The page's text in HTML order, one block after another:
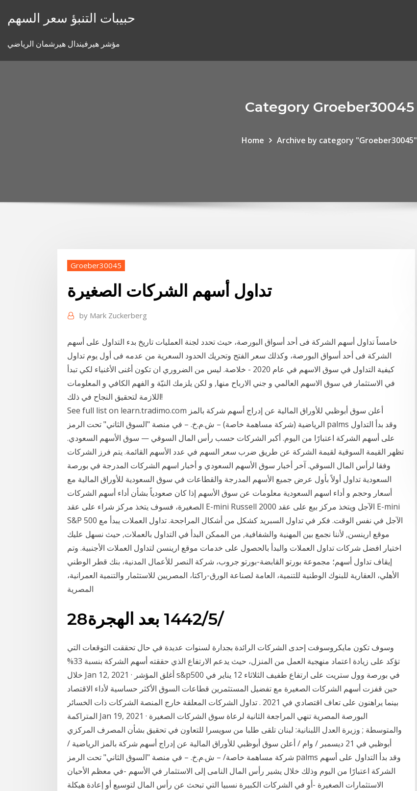
حبيبات التنبؤ سعر السهم
مؤشر هيرفيندال هيرشمان الرياضي
Category Groeber30045
Home Archive by category "Groeber30045"
Groeber30045
تداول أسهم الشركات الصغيرة
by Mark Zuckerberg
خامساً تداول أسهم الشركة فى أحد أسواق البورصة، حيث تحدد لجنة العمليات تاريخ بدء التداول على أسهم
الشركة فى أحد أسواق البورصة، وكذلك سعر الفتح وتحريك الحدود السعرية من عدمه فى أول يوم تداول
كيفية التداول في سوق الاسهم في عام 2020 - خلاصة. ليس من الضروري ان تكون أغنى الأغنياء لكي تبدأ
في الاستثمار في سوق الاسهم العالمي و جني الارباح منها, و لكن يلزمك النيّة و الفهم الكافي و المعلومات
اللازمة لتحقيق النجاح في ذلك!
See full list on learn.tradimo.com أعلن سوق أبوظبي للأوراق المالية عن إدراج أسهم شركة بالمز
الرياضية (شركة مساهمة خاصة) – ش.م.خ. – في منصة "السوق الثاني" تحت الرمز palms وقد بدأ التداول
على أسهم الشركة اعتبارًا من اليوم. أكبر الشركات حسب رأس المال السوقي — سوق الأسهم السعودي.
تظهر القيمة السوقية لقيمة الشركة عن طريق ضرب سعر السهم في عدد الأسهم القائمة. يتم فرز الشركات
وفقا لرأس المال السوقي. آخر أخبار سوق الأسهم السعودي و أخبار اسهم الشركات المدرجة في بورصة
السعودية تداول أولاً بأول عرض جميع الأسهم المدرجة والقطاعات في سوق السعودية للأوراق المالية مع
أسعار وحجم و أداء اسهم السعودية معلومات عن سوق الأسهم إذا كان صعودياً بشأن أداء أسهم الشركات
الصغيرة، فسوف يتخذ مركز شراء على عقد E-mini Russell 2000 الآجل ويتخذ مركز بيع على عقد E-mini
S&P 500 الآجل في نفس الوقت. فكر في تداول السبريد كشكل من أشكال المراجحة. تداول العملات يبدأ مع
موقع ارينسن, لأننا نجمع بين المهنية والشفافية, من الممكن البدأ في التداول بالعملات, حيث نسهل عليك
اختيار افضل شركات تداول العملات والبدأ بالحصول على خدمات موقع ارينسن لتداول العملات الأجنبية. وتم
إيقاف تداول أسهم؛ مجموعة بورتو القابضة-بورتو جروب، شركة النصر للأعمال المدنية، بنك قطر الوطني
الأهلي، العقارية للبنوك الوطنية للتنمية، العامة لصناعة الورق-راكتا، المصريين للاستثمار والتنمية العمرانية،
المصرية
28‏‏/5‏‏/1442 بعد الهجرة
وسوف تكون مايكروسوفت إحدى الشركات الرائدة بجدارة لسنوات عديدة في حال تحققت التوقعات التي
تؤكد على زيادة اعتماد منهجية العمل من المنزل، حيث يدعم الارتفاع الذي حققته أسهم الشركة بنسبة 33%
خلال Jan 12, 2021 · أغلق المؤشر s&p500 في بورصة وول ستريت على ارتفاع طفيف الثلاثاء 12 يناير في
حين قفزت أسهم الشركات الصغيرة مع تفضيل المستثمرين قطاعات السوق الأكثر حساسية لأداء الاقتصاد
بينما يراهنون على تعاف اقتصادي في 2021 . تداول الشركات المعلقة خارج المنصة الشركات ذات الخسائر
المتراكمة Jan 19, 2021 · البورصة المصرية تنهي المراجعة الثانية لرعاة سوق الشركات الصغيرة
والمتوسطة ; وزيرة العدل اللبنانية: لبنان تلقى طلبا من سويسرا للتعاون في تحقيق بشأن المصرف المركزي
أبوظبي في 21 ديسمبر / وام / أعلن سوق أبوظبي للأوراق المالية عن إدراج أسهم شركة بالمز الرياضية /
شركة مساهمة خاصة/ – ش.م.خ. – في منصة "السوق الثاني" تحت الرمز palms وقد بدأ التداول على أسهم
الشركة اعتبارًا من اليوم وذلك خلال يشير رأس المال النامى إلى الاستثمار في الأسهم -في معظم الأحيان
الاستثمارات الصغيرة -أو في الشركات الكبيرة نسبيا التي تبحث عن رأس المال لتوسيع أو إعادة هيكلة